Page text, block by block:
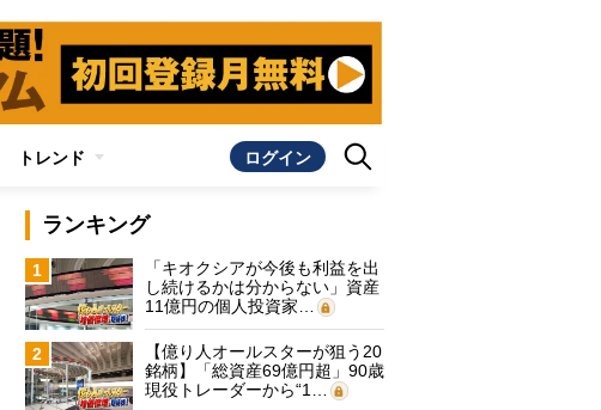
トレンド ログイン
ランキング
1
「キオクシアが今後も利益を出
し続けるかは分からない」資産
11億円の個人投資家…
2
【億り人オールスターが狙う20
銘柄】「総資産69億円超」90歳
現役トレーダーから“1…